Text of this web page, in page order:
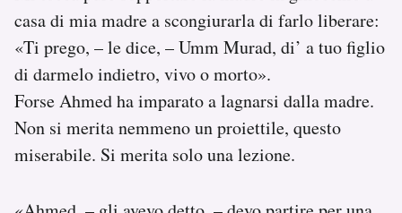
casa di mia madre a scongiurarla di farlo liberare:
«Ti prego, – le dice, – Umm Murad, di’ a tuo figlio
di darmelo indietro, vivo o morto».
Forse Ahmed ha imparato a lagnarsi dalla madre.
Non si merita nemmeno un proiettile, questo
miserabile. Si merita solo una lezione.